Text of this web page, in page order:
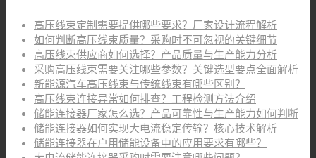
高压线束定制需要提供哪些要求？厂家设计流程解析
如何判断高压线束质量？采购时不可忽视的关键细节
高压线束供应商如何选择？产品质量与生产能力分析
采购高压线束需要关注哪些参数？关键选型要点全面解析
新能源汽车高压线束与传统线束有哪些区别？
高压线束连接异常如何排查？工程检测方法介绍
储能连接器厂家怎么选？产品可靠性与生产能力如何判断
储能连接器如何实现大电流稳定传输？核心技术解析
储能连接器在户用储能设备中的应用要求有哪些？